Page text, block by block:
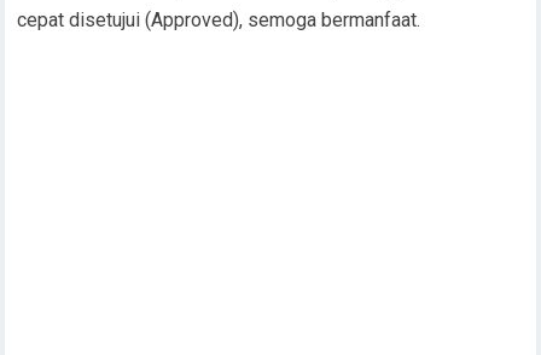
cepat disetujui (Approved), semoga bermanfaat.